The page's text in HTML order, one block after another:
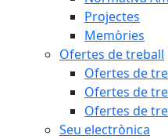
Projectes
Memòries
Ofertes de treball
Ofertes de
Ofertes de
Ofertes de
Seu electrònica